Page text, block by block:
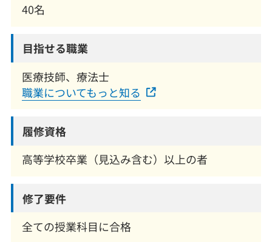
40名
目指せる職業
医療技師、療法士
職業についてもっと知る
履修資格
高等学校卒業（見込み含む）以上の者
修了要件
全ての授業科目に合格